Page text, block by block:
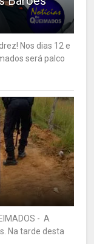
Nos dias 12 e
será palco
- A
Na tarde desta